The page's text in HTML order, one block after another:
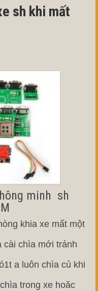
sh khi mất
minh sh
khia xe mất một
cài chìa mới tránh
a luôn chìa củ khi
trong xe hoăc